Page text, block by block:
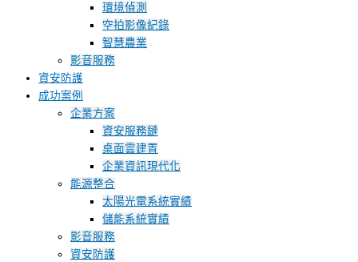
環境偵測
空拍影像紀錄
智慧農業
影音服務
資安防護
成功案例
企業方案
資安服務鏈
桌面雲建置
企業資訊現代化
能源整合
太陽光電系統實績
儲能系統實績
影音服務
資安防護